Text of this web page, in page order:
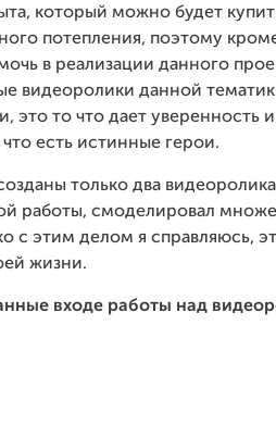
который можно будет купит
потепления, поэтому
в реализации данного
видеоролики данной
это то что дает уверенность
есть истинные герои.
только два
работы, смоделировал
с этим делом я справляюсь,
жизни.
входе работы над